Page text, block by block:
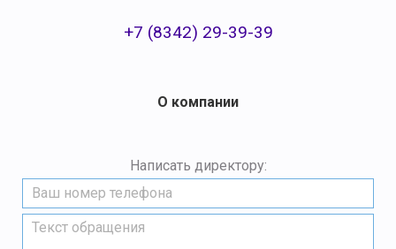
О компании
Написать директору:
+7 (8342) 29-39-39